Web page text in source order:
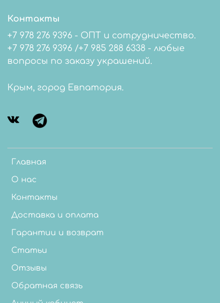
Главная
О нас
Контакты
Доставка и оплата
Гарантии и возврат
Статьи
Отзывы
Обратная связь
Контакты
+7 978 276 9396 - ОПТ и сотрудничество.
+7 978 276 9396 /+7 985 288 6338 - любые
вопросы по заказу украшений.
Крым, город Евпатория.